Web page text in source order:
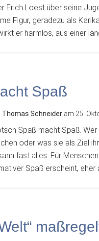
Erich Loest über seine
Figur, geradezu als
er harmlos, aus einer
Spaß
Thomas Schneider am 25.
Spaß macht Spaß.
oder was sie als Ziel
fast alles. Für
Spaß erscheint, eher